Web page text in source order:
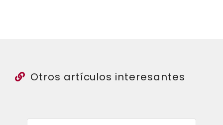
Otros artículos interesantes